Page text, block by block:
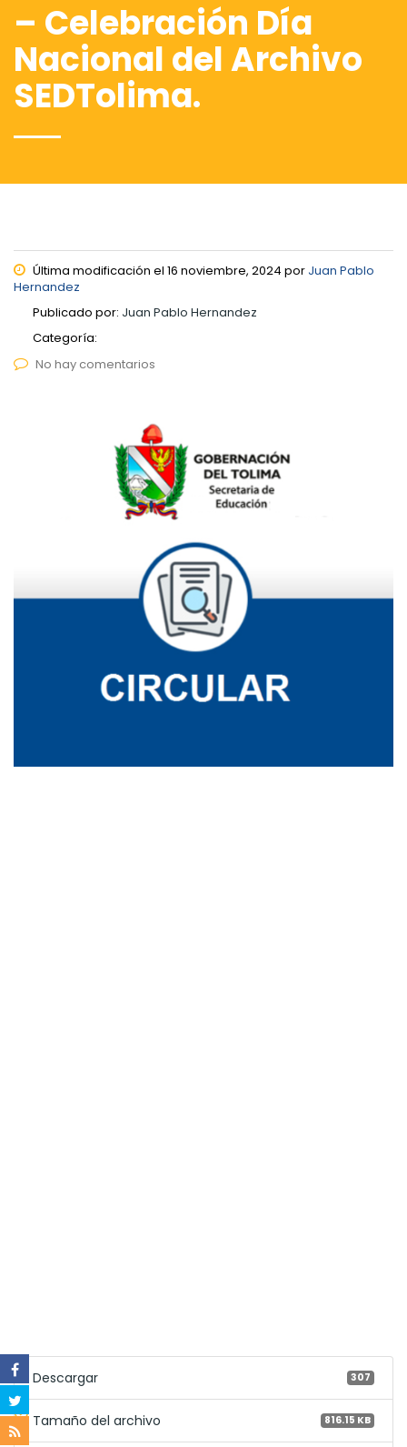
– Celebración Día
Nacional del Archivo
SEDTolima.
Última modificación el 16 noviembre, 2024 por Juan Pablo
Hernandez
Publicado por: Juan Pablo Hernandez
Categoría:
No hay comentarios
Descargar 307
Tamaño del archivo 816.15 KB